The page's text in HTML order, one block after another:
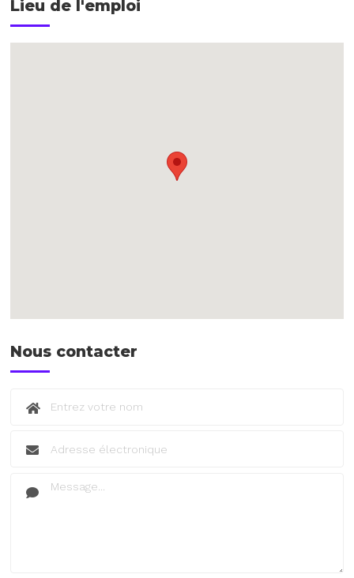
Lieu de l'emploi
Nous contacter